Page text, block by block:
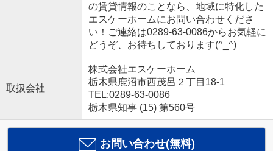
の賃貸情報のことなら、地域に特化した
エスケーホームにお問い合わせくださ
い！ご連絡は0289-63-0086からお気軽に
どうぞ、お待ちしております(^_^)
取扱会社
株式会社エスケーホーム
栃木県鹿沼市西茂呂２丁目18-1
TEL:0289-63-0086
栃木県知事 (15) 第560号
お問い合わせ(無料)